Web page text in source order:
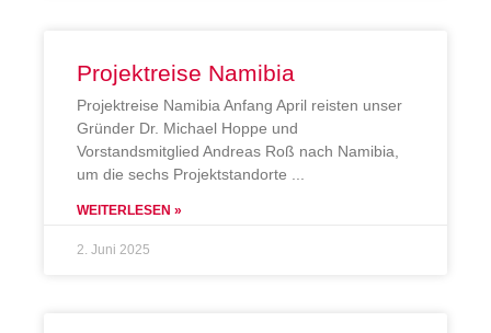
Projektreise Namibia
Projektreise Namibia Anfang April reisten unser
Gründer Dr. Michael Hoppe und
Vorstandsmitglied Andreas Roß nach Namibia,
um die sechs Projektstandorte
WEITERLESEN »
2. Juni 2025